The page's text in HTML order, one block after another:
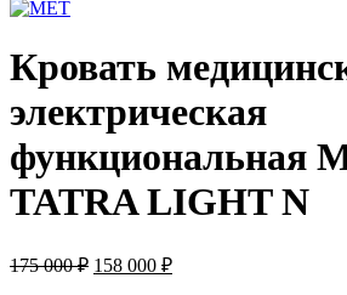
Кровать
электрическая
функциональная
TATRA LIGHT N
175 000₽ 158 000 ₽